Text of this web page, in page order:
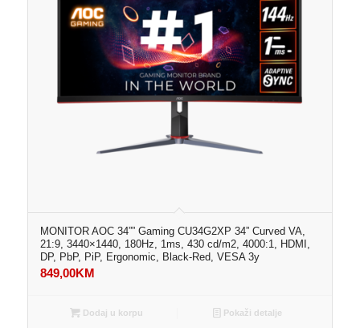
MONITOR AOC 34”” Gaming CU34G2XP 34” Curved VA,
21:9, 3440×1440, 180Hz, 1ms, 430 cd/m2, 4000:1, HDMI,
DP, PbP, PiP, Ergonomic, Black-Red, VESA 3y
849,00KM
Dodaj u korpu Pokaži detalje